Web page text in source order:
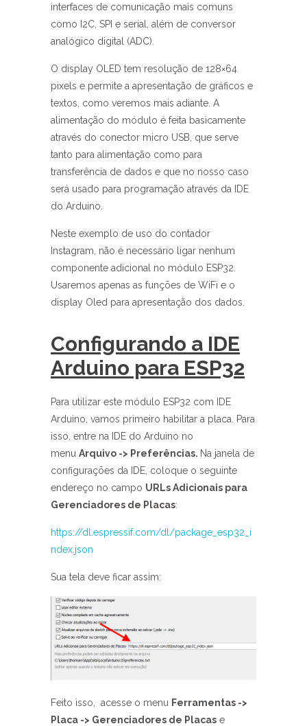
interfaces de comunicação mais comuns
como I2C, SPI e serial, além de conversor
analógico digital (ADC).
O display OLED tem resolução de 128×64
pixels e permite a apresentação de gráficos e
textos, como veremos mais adiante. A
alimentação do módulo é feita basicamente
através do conector micro USB, que serve
tanto para alimentação como para
transferência de dados e que no nosso caso
será usado para programação através da IDE
do Arduino.
Neste exemplo de uso do contador
Instagram, não é necessário ligar nenhum
componente adicional no módulo ESP32.
Usaremos apenas as funções de WiFi e o
display Oled para apresentação dos dados.
Configurando a IDE
Arduino para ESP32
Para utilizar este módulo ESP32 com IDE
Arduino, vamos primeiro habilitar a placa. Para
isso, entre na IDE do Arduino no
menu Arquivo -> Preferências. Na janela de
configurações da IDE, coloque o seguinte
endereço no campo URLs Adicionais para
Gerenciadores de Placas:
https://dl.espressif.com/dl/package_esp32_i
ndex.json
Sua tela deve ficar assim:
Feito isso, acesse o menu Ferramentas ->
Placa -> Gerenciadores de Placas e